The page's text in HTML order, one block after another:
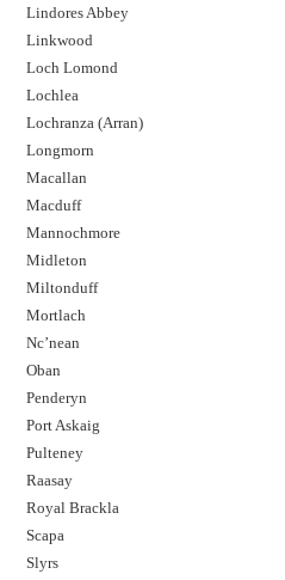
Lindores Abbey
Linkwood
Loch Lomond
Lochlea
Lochranza (Arran)
Longmorn
Macallan
Macduff
Mannochmore
Midleton
Miltonduff
Mortlach
Nc’nean
Oban
Penderyn
Port Askaig
Pulteney
Raasay
Royal Brackla
Scapa
Slyrs